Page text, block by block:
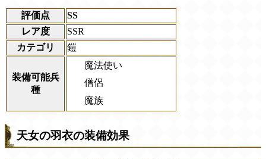
評価点
SS
レア度
SSR
カテゴリ
鎧
装備可能兵
種
魔法使い
僧侶
魔族
天女の羽衣の装備効果